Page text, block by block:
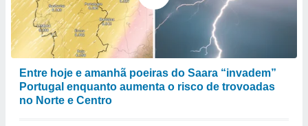
Entre hoje e amanhã poeiras do Saara “invadem”
Portugal enquanto aumenta o risco de trovoadas
no Norte e Centro